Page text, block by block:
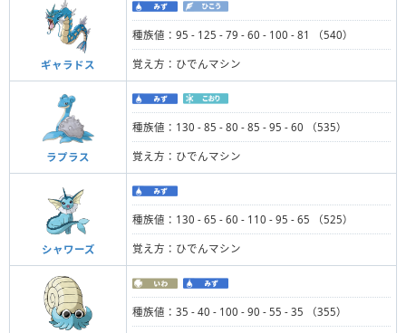
ギャラドス
種族値：95 - 125 - 79 - 60 - 100 - 81 （540）
覚え方：ひでんマシン
ラプラス
種族値：130 - 85 - 80 - 85 - 95 - 60 （535）
覚え方：ひでんマシン
シャワーズ
種族値：130 - 65 - 60 - 110 - 95 - 65 （525）
覚え方：ひでんマシン
種族値：35 - 40 - 100 - 90 - 55 - 35 （355）